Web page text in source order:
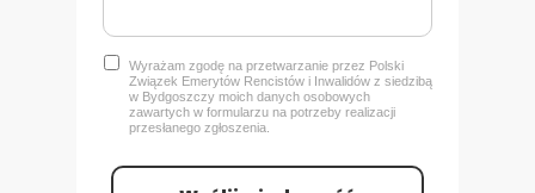
Wyrażam zgodę na przetwarzanie przez Polski
Związek Emerytów Rencistów i Inwalidów z siedzibą
w Bydgoszczy moich danych osobowych
zawartych w formularzu na potrzeby realizacji
przesłanego zgłoszenia.